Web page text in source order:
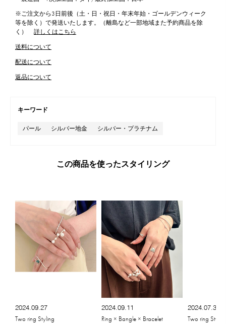
※ご注文から3日前後（土・日・祝日・年末年始・ゴールデンウィーク
等を除く）で発送いたします。（離島など一部地域また予約商品を除
く）
詳しくはこちら
送料について
配送について
返品について
キーワード
パール シルバー地金 シルバー・プラチナム
この商品を使ったスタイリング
2024.09.27
Two ring Styling
2024.09.11
Ring × Bangle × Bracelet
2024.07.31
Two ring